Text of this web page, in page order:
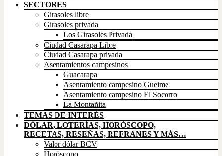
SECTORES
Girasoles libre
Girasoles privada
Los Girasoles Privada
Ciudad Casarapa Libre
Ciudad Casarapa privada
Asentamientos campesinos
Guacarapa
Asentamiento campesino Gueime
Asentamiento campesino El Socorro
La Montañita
TEMAS DE INTERÉS
DÓLAR, LOTERÍAS, HORÓSCOPO,
RECETAS, RESEÑAS, REFRANES Y MÁS…
Valor dólar BCV
Horóscopo